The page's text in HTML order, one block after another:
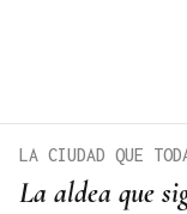
La aldea que
LA CIUDAD QUE